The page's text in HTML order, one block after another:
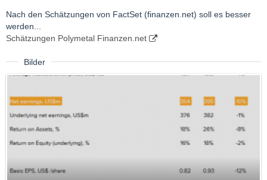
Nach den Schätzungen von FactSet (finanzen.net) soll es besser
werden...
Schätzungen Polymetal Finanzen.net
Bilder